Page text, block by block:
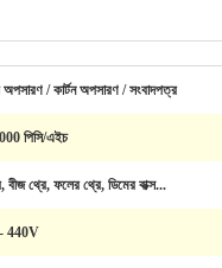
/ কার্টন অপসারণ / সংবাদপত্র
পিসি/এইচ
বীজ থ্রে, ফলের থ্রে, ডিমের বাক্স...
440V